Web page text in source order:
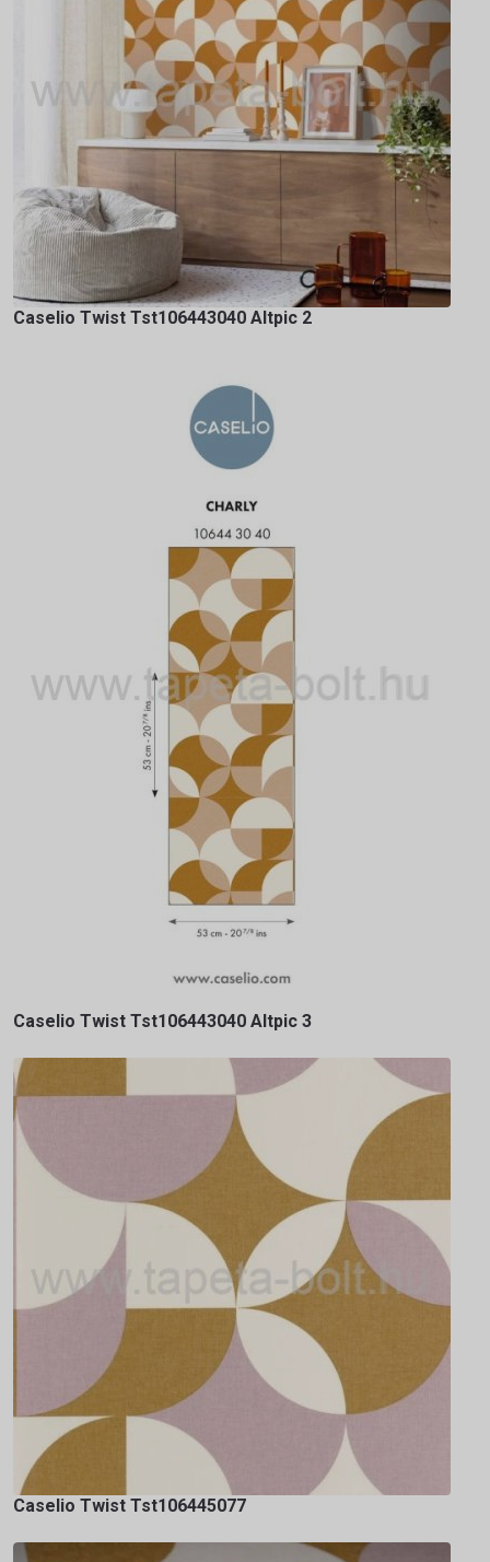
Caselio Twist Tst106443040 Altpic 2
Caselio Twist Tst106443040 Altpic 3
Caselio Twist Tst106445077